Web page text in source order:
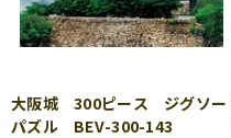
大阪城 300ピース ジグソー
パズル BEV-300-143